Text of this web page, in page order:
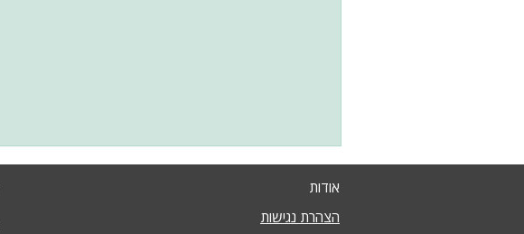
אודות
הצהרת נגישות